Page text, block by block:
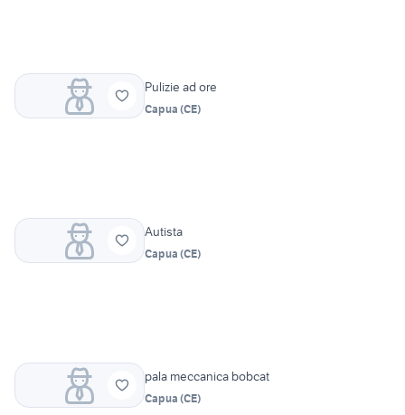
Pulizie ad ore
Capua (CE)
Autista
Capua (CE)
pala meccanica bobcat
Capua (CE)